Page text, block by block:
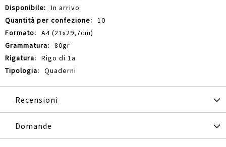
In arrivo
10
A4 (21x29,7cm)
80gr
Rigo di 1a
Quaderni
Recensioni
Domande